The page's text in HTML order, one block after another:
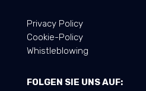
Privacy Policy
Cookie-Policy
Whistleblowing
FOLGEN SIE UNS AUF: